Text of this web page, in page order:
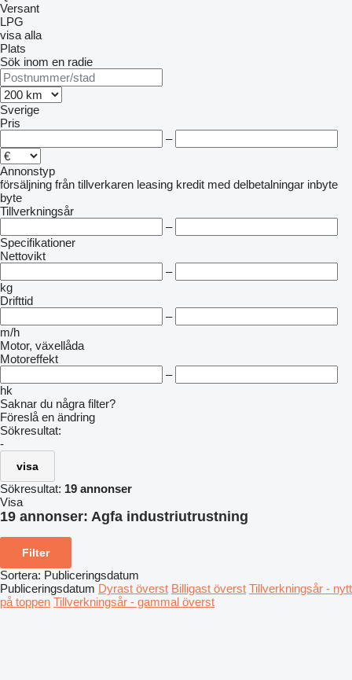
Versant
LPG
visa alla
Plats
Sök inom en radie
Sverige
Pris
–
Annonstyp
försäljning från tillverkaren leasing kredit med delbetalningar inbyte
byte
Tillverkningsår
–
Specifikationer
Nettovikt
–
kg
Drifttid
–
m/h
Motor, växellåda
Motoreffekt
–
hk
Saknar du några filter?
Föreslå en ändring
Sökresultat:
-
visa
Sökresultat: 19 annonser
Visa
19 annonser: Agfa industriutrustning
Filter
Sortera: Publiceringsdatum
Publiceringsdatum Dyrast överst Billigast överst Tillverkningsår - nytt
på toppen Tillverkningsår - gammal överst